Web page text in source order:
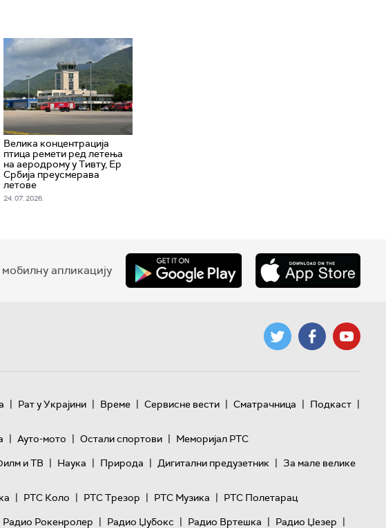
Велика концентрација
птица ремети ред летења
на аеродрому у Тивту, Ер
Србија преусмерава
летове
24. 07. 2026.
апликацију
| Рат у Украјини | Време | Сервисне вести | Сматрачница | Подкаст |
| Ауто-мото | Остали спортови | Меморијал РТС
и ТВ | Наука | Природа | Дигитални предузетник | За мале велике
| РТС Коло | РТС Трезор | РТС Музика | РТС Полетарац
Радио Рокенролер | Радио Џубокс | Радио Вртешка | Радио Џезер |